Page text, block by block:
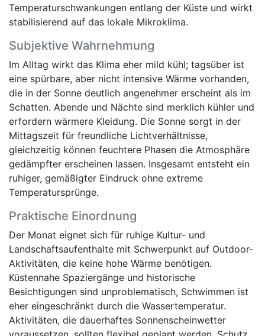
Temperaturschwankungen entlang der Küste und wirkt
stabilisierend auf das lokale Mikroklima.
Subjektive Wahrnehmung
Im Alltag wirkt das Klima eher mild kühl; tagsüber ist
eine spürbare, aber nicht intensive Wärme vorhanden,
die in der Sonne deutlich angenehmer erscheint als im
Schatten. Abende und Nächte sind merklich kühler und
erfordern wärmere Kleidung. Die Sonne sorgt in der
Mittagszeit für freundliche Lichtverhältnisse,
gleichzeitig können feuchtere Phasen die Atmosphäre
gedämpfter erscheinen lassen. Insgesamt entsteht ein
ruhiger, gemäßigter Eindruck ohne extreme
Temperatursprünge.
Praktische Einordnung
Der Monat eignet sich für ruhige Kultur- und
Landschaftsaufenthalte mit Schwerpunkt auf Outdoor-
Aktivitäten, die keine hohe Wärme benötigen.
Küstennahe Spaziergänge und historische
Besichtigungen sind unproblematisch, Schwimmen ist
eher eingeschränkt durch die Wassertemperatur.
Aktivitäten, die dauerhaftes Sonnenscheinwetter